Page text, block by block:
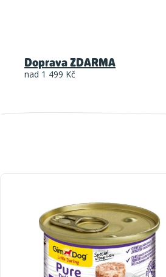
Doprava ZDARMA
nad 1 499 Kč